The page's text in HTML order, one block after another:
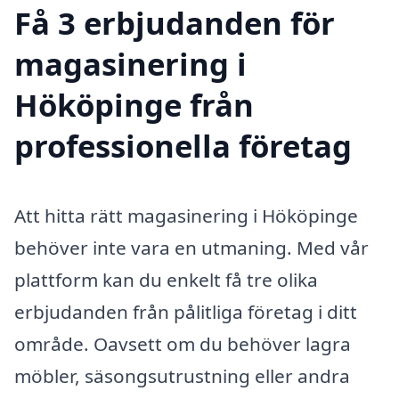
Få 3 erbjudanden för
magasinering i
Hököpinge från
professionella företag
Att hitta rätt magasinering i Hököpinge
behöver inte vara en utmaning. Med vår
plattform kan du enkelt få tre olika
erbjudanden från pålitliga företag i ditt
område. Oavsett om du behöver lagra
möbler, säsongsutrustning eller andra